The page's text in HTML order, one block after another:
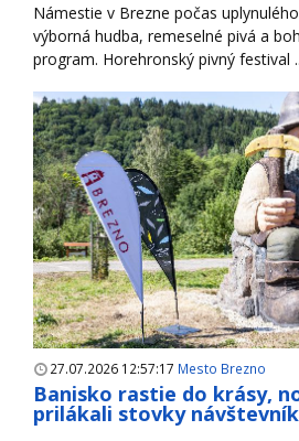
Námestie v Brezne počas
výborná hudba, remeselné pivá a
program. Horehronský pivný festival
27.07.2026 12:57:17 Mesto Brezno
Banisko rastie do krásy,
prilákali stovky